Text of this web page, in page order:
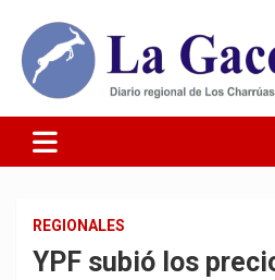
contenido
Diario La Gacela
REGIONALES
YPF subió los